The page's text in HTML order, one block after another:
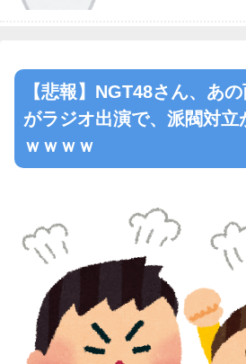
【悲報】NGT48さん、あ
がラジオ出演で、派閥対立
ｗｗｗｗ